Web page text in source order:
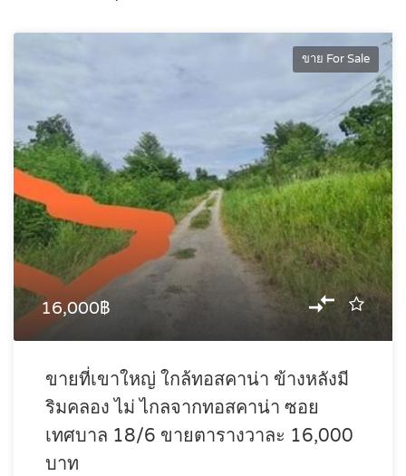
ขาย For Sale
16,000฿
ขายที่เขาใหญ่ ใกล้ทอสคาน่า ข้างหลังมี
ริมคลอง ไม่ ไกลจากทอสคาน่า ซอย
เทศบาล 18/6 ขายตารางวาละ 16,000
บาท